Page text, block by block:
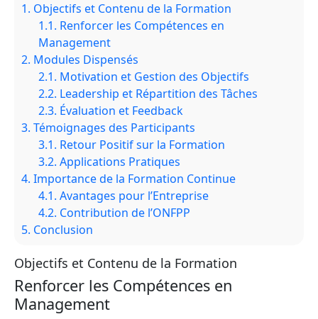
1. Objectifs et Contenu de la Formation
1.1. Renforcer les Compétences en
Management
2. Modules Dispensés
2.1. Motivation et Gestion des Objectifs
2.2. Leadership et Répartition des Tâches
2.3. Évaluation et Feedback
3. Témoignages des Participants
3.1. Retour Positif sur la Formation
3.2. Applications Pratiques
4. Importance de la Formation Continue
4.1. Avantages pour l’Entreprise
4.2. Contribution de l’ONFPP
5. Conclusion
Objectifs et Contenu de la Formation
Renforcer les Compétences en
Management